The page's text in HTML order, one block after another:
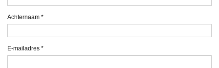
Achternaam *
E-mailadres *